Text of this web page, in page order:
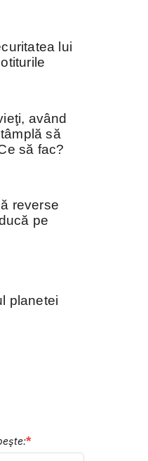
lui
având
să
să fac?
reverse
pe
planetei
*